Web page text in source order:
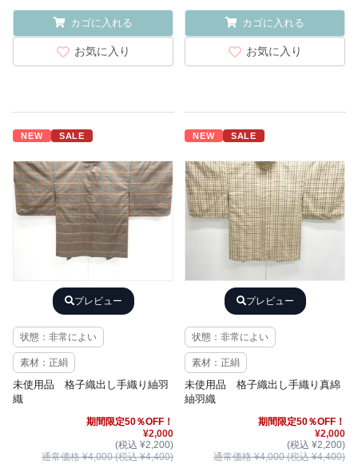
カゴに入れる
お気に入り
カゴに入れる
お気に入り
NEW SALE
プレビュー
状態：非常によい
素材：正絹
未使用品 格子織出し手織り紬羽
織
期間限定50％OFF！
¥2,000
(税込 ¥2,200)
通常価格 ¥4,000 (税込 ¥4,400)
NEW SALE
プレビュー
状態：非常によい
素材：正絹
未使用品 格子織出し手織り真綿
紬羽織
期間限定50％OFF！
¥2,000
(税込 ¥2,200)
通常価格 ¥4,000 (税込 ¥4,400)